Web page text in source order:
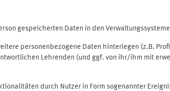
gespeicherten Daten in den
personenbezogene Daten hinterlegen (z.B.
Lehrenden (und ggf. von ihr/ihm mit
durch Nutzer in Form sogenannter